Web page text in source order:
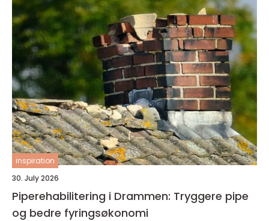
inspiration
30. July 2026
Piperehabilitering i Drammen: Tryggere pipe
og bedre fyringsøkonomi